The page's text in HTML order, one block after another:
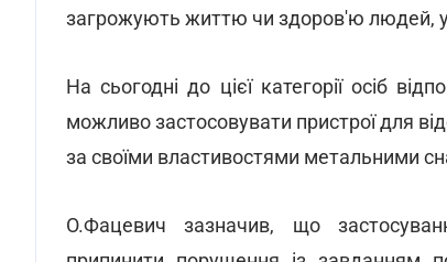
загрожують життю чи здоров'ю людей, у
На сьогодні до цієї категорії осіб
можливо застосовувати пристрої для
за своїми властивостями метальними
О.Фацевич зазначив, що